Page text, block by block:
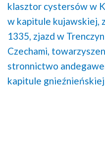
klasztor cystersów w
w kapitule kujawskiej,
1335, zjazd w
Czechami,
stronnictwo
kapitule gnieźnieńskiej